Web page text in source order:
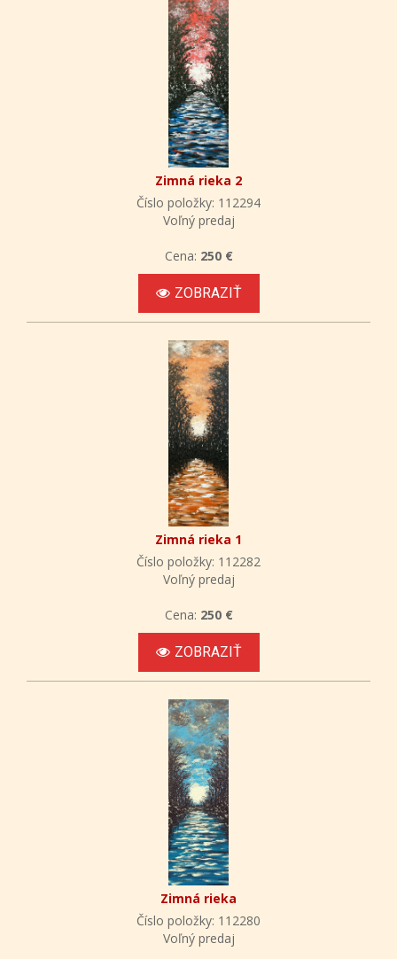
Zimná rieka 2
Číslo položky: 112294
Voľný predaj
Cena: 250 €
ZOBRAZIŤ
Zimná rieka 1
Číslo položky: 112282
Voľný predaj
Cena: 250 €
ZOBRAZIŤ
Zimná rieka
Číslo položky: 112280
Voľný predaj